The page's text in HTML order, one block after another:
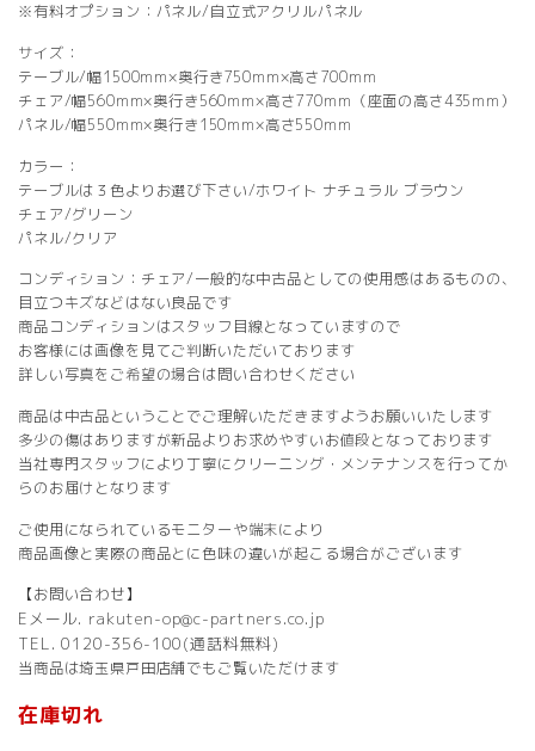
※有料オプション：パネル/自立式アクリルパネル
サイズ：
テーブル/幅1500mm×奥行き750mm×高さ700mm
チェア/幅560mm×奥行き560mm×高さ770mm（座面の高さ435mm）
パネル/幅550mm×奥行き150mm×高さ550mm
カラー：
テーブルは３色よりお選び下さい/ホワイト ナチュラル ブラウン
チェア/グリーン
パネル/クリア
コンディション：チェア/一般的な中古品としての使用感はあるものの、
目立つキズなどはない良品です
商品コンディションはスタッフ目線となっていますので
お客様には画像を見てご判断いただいております
詳しい写真をご希望の場合は問い合わせください
商品は中古品ということでご理解いただきますようお願いいたします
多少の傷はありますが新品よりお求めやすいお値段となっております
当社専門スタッフにより丁寧にクリーニング・メンテナンスを行ってか
らのお届けとなります
ご使用になられているモニターや端末により
商品画像と実際の商品とに色味の違いが起こる場合がございます
【お問い合わせ】
Eメール. rakuten-op@c-partners.co.jp
TEL. 0120-356-100(通話料無料)
当商品は埼玉県戸田店舗でもご覧いただけます
在庫切れ